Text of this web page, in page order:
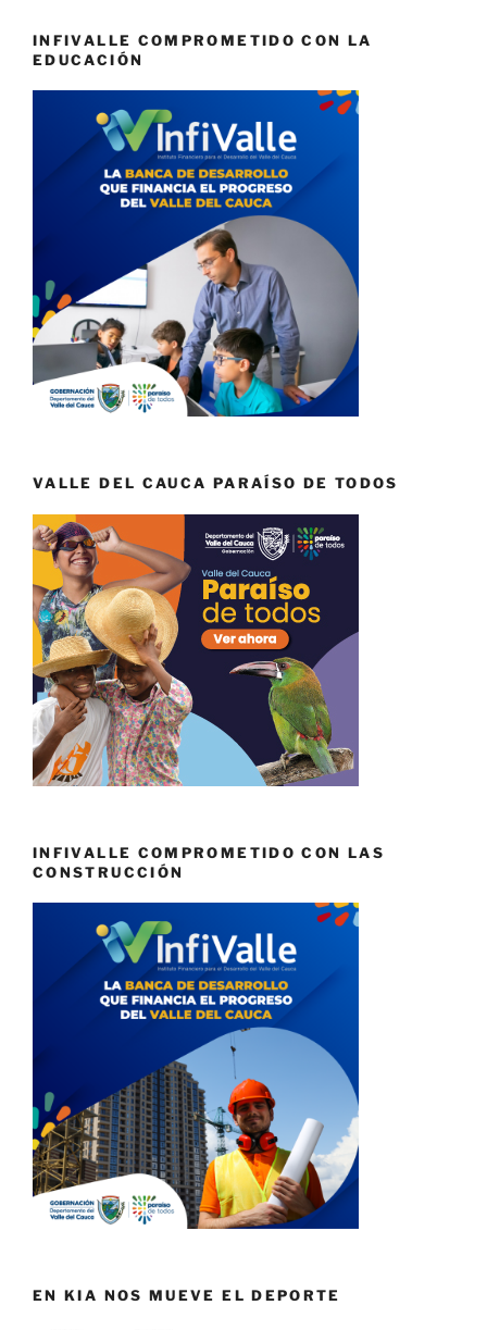
INFIVALLE COMPROMETIDO CON LA
EDUCACIÓN
VALLE DEL CAUCA PARAÍSO DE TODOS
INFIVALLE COMPROMETIDO CON LAS
CONSTRUCCIÓN
EN KIA NOS MUEVE EL DEPORTE